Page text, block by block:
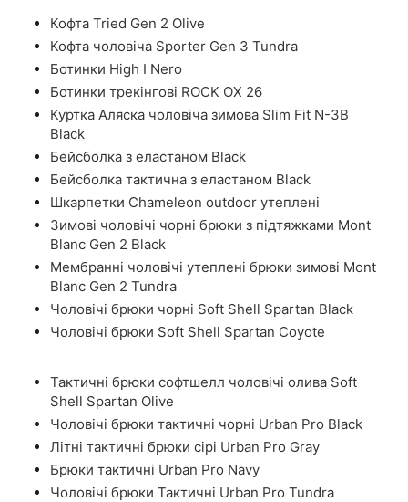
Кофта Tried Gen 2 Olive
Кофта чоловіча Sporter Gen 3 Tundra
Ботинки High I Nero
Ботинки трекінгові ROCK OX 26
Куртка Аляска чоловіча зимова Slim Fit N-3B
Black
Бейсболка з еластаном Black
Бейсболка тактична з еластаном Black
Шкарпетки Chameleon outdoor утеплені
Зимові чоловічі чорні брюки з підтяжками Mont
Blanc Gen 2 Black
Мембранні чоловічі утеплені брюки зимові Mont
Blanc Gen 2 Tundra
Чоловічі брюки чорні Soft Shell Spartan Black
Чоловічі брюки Soft Shell Spartan Coyote
Тактичні брюки софтшелл чоловічі олива Soft
Shell Spartan Olive
Чоловічі брюки тактичні чорні Urban Pro Black
Літні тактичні брюки сірі Urban Pro Gray
Брюки тактичні Urban Pro Navy
Чоловічі брюки Тактичні Urban Pro Tundra